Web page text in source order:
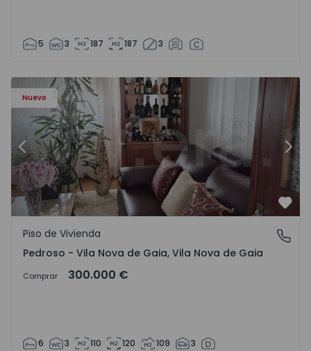
5 3 187 187 3
Nuevo
- 1575635 - 12
Piso de Vivienda T6 Vila Nova de Gaia, Pedroso e
Anterior
Pedroso - Vila Nova de Gaia, Vila Nova de Gaia
Piso de Vivienda
Pedroso - Vila Nova de Gaia, Vila Nova de Gaia
Comprar 300.000 €
6 3 110 120 109 3